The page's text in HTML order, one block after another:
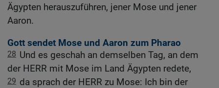
Ägypten herauszuführen, jener Mose und jener
Aaron.
Gott sendet Mose und Aaron zum Pharao
28 Und es geschah an demselben Tag, an dem
der HERR mit Mose im Land Ägypten redete,
29 da sprach der HERR zu Mose: Ich bin der